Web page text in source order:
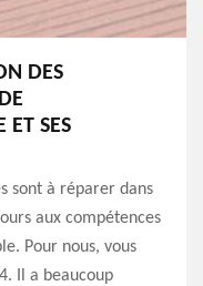
DES
ET SES
sont à réparer dans
aux compétences
Pour nous, vous
Il a beaucoup